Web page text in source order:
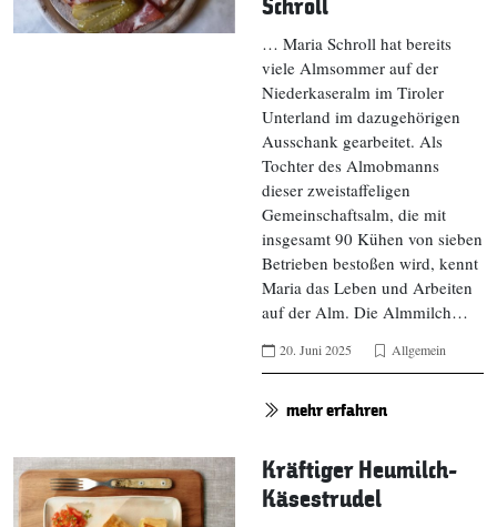
Schroll
… Maria Schroll hat bereits
viele Almsommer auf der
Niederkaseralm im Tiroler
Unterland im dazugehörigen
Ausschank gearbeitet. Als
Tochter des Almobmanns
dieser zweistaffeligen
Gemeinschaftsalm, die mit
insgesamt 90 Kühen von sieben
Betrieben bestoßen wird, kennt
Maria das Leben und Arbeiten
auf der Alm. Die Almmilch…
20. Juni 2025 Allgemein
mehr erfahren
Kräftiger Heumilch-
Käsestrudel